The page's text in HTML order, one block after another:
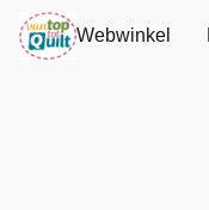
Webwinkel